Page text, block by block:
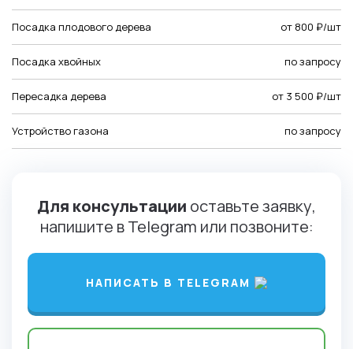
Посадка плодового дерева от 800 ₽/шт
Посадка хвойных по запросу
Пересадка дерева от 3 500 ₽/шт
Устройство газона по запросу
Для консультации оставьте заявку,
напишите в Telegram или позвоните:
НАПИСАТЬ В TELEGRAM